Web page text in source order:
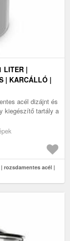
LITER |
| KARCÁLLÓ |
acél dizájnt és
kiegészítő tartály a
rozsdamentes acél |